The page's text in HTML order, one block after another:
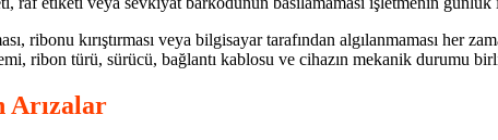
ribonu kırıştırması veya bilgisayar tarafından algılanmaması her
ribon türü, sürücü, bağlantı kablosu ve cihazın mekanik durumu
Arızalar